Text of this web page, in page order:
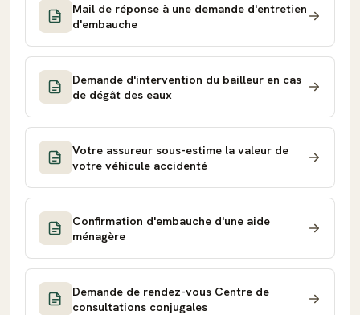
Mail de réponse à une demande d'entretien
d'embauche
Demande d'intervention du bailleur en cas
de dégât des eaux
Votre assureur sous-estime la valeur de
votre véhicule accidenté
Confirmation d'embauche d'une aide
ménagère
Demande de rendez-vous Centre de
consultations conjugales